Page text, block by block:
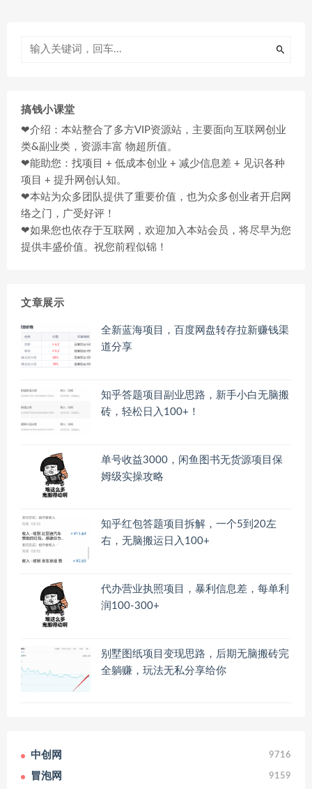
搞钱小课堂
❤介绍：本站整合了多方VIP资源站，主要面向互联网创业
类&副业类，资源丰富 物超所值。
❤能助您：找项目 + 低成本创业 + 减少信息差 + 见识各种
项目 + 提升网创认知。
❤本站为众多团队提供了重要价值，也为众多创业者开启网
络之门，广受好评！
❤如果您也依存于互联网，欢迎加入本站会员，将尽早为您
提供丰盛价值。祝您前程似锦！
文章展示
全新蓝海项目，百度网盘转存拉新赚钱渠
道分享
知乎答题项目副业思路，新手小白无脑搬
砖，轻松日入100+！
单号收益3000，闲鱼图书无货源项目保
姆级实操攻略
知乎红包答题项目拆解，一个5到20左
右，无脑搬运日入100+
代办营业执照项目，暴利信息差，每单利
润100-300+
别墅图纸项目变现思路，后期无脑搬砖完
全躺赚，玩法无私分享给你
中创网 9716
冒泡网 9159